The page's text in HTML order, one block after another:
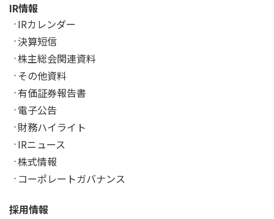
IR情報
IRカレンダー
決算短信
株主総会関連資料
その他資料
有価証券報告書
電子公告
財務ハイライト
IRニュース
株式情報
コーポレートガバナンス
採用情報